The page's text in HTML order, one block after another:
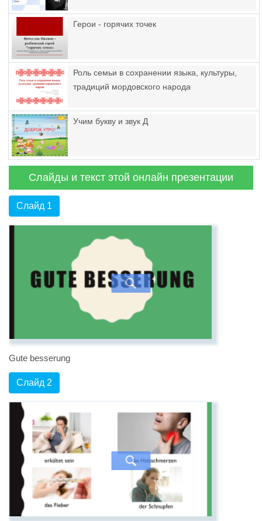
Герои - горячих точек
Роль семьи в сохранении языка, культуры,
традиций мордовского народа
Учим букву и звук Д
Слайды и текст этой онлайн презентации
Слайд 1
Gute besserung
Слайд 2